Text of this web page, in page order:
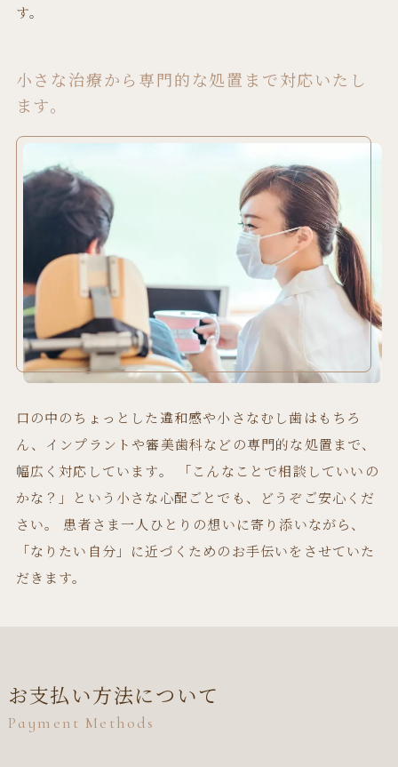
す。
小さな治療から専門的な処置まで対応いたし
ます。
口の中のちょっとした違和感や小さなむし歯はもちろ
ん、インプラントや審美歯科などの専門的な処置まで、
幅広く対応しています。 「こんなことで相談していいの
かな？」という小さな心配ごとでも、どうぞご安心くだ
さい。 患者さま一人ひとりの想いに寄り添いながら、
「なりたい自分」に近づくためのお手伝いをさせていた
だきます。
お支払い方法について
Payment Methods